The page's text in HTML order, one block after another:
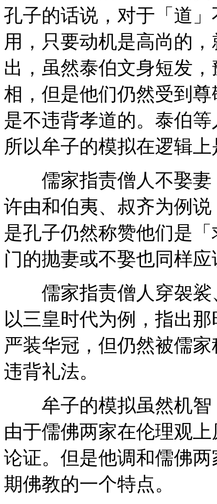
孔子的话说，对于「道
用，只要动机是高尚的
出，虽然泰伯文身短发
相，但是他们仍然受到
是不违背孝道的。泰伯
所以牟子的模拟在逻辑
儒家指责僧人不娶妻
许由和伯夷、叔齐为例
是孔子仍然称赞他们是
门的抛妻或不娶也同样
儒家指责僧人穿袈裟
以三皇时代为例，指出
严装华冠，但仍然被儒
违背礼法。
牟子的模拟虽然机智
由于儒佛两家在伦理观
论证。但是他调和儒佛
期佛教的一个特点。